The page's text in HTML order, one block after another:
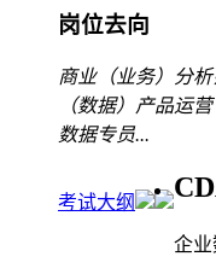
岗位去向
商业（业务）分
（数据）产品运营
数据专员...
考试大纲
企